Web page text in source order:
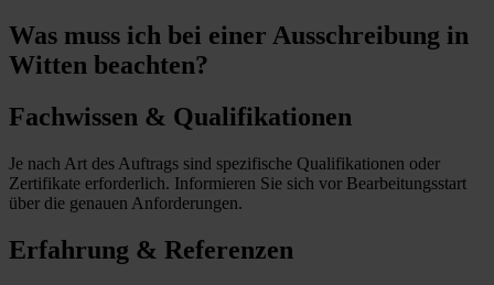
Was muss ich bei einer Ausschreibung in
Witten beachten?
Fachwissen & Qualifikationen
Je nach Art des Auftrags sind spezifische Qualifikationen oder
Zertifikate erforderlich. Informieren Sie sich vor Bearbeitungsstart
über die genauen Anforderungen.
Erfahrung & Referenzen